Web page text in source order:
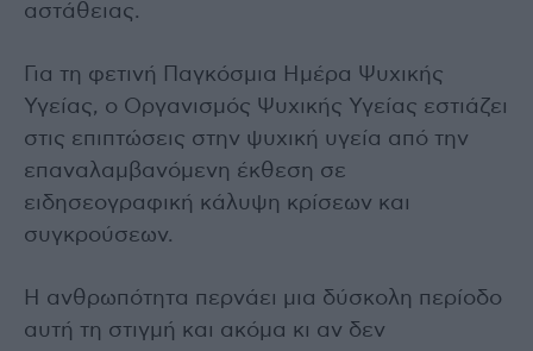
αστάθειας.
Για τη φετινή Παγκόσμια Ημέρα Ψυχικής
Υγείας, ο Οργανισμός Ψυχικής Υγείας εστιάζει
στις επιπτώσεις στην ψυχική υγεία από την
επαναλαμβανόμενη έκθεση σε
ειδησεογραφική κάλυψη κρίσεων και
συγκρούσεων.
Η ανθρωπότητα περνάει μια δύσκολη περίοδο
αυτή τη στιγμή και ακόμα κι αν δεν